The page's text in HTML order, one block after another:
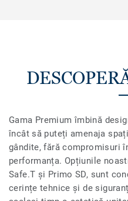
Gama Premium îmbină
încât să puteți amenaja
gândite, fără compromisuri
performanța. Opțiunile
Safe.T și Primo SD, sunt
cerințe tehnice și de